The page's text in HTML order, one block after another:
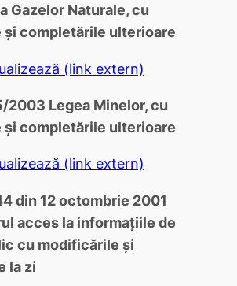
Gazelor Naturale, cu
completările ulterioare
(link extern)
2003 Legea Minelor, cu
completările ulterioare
(link extern)
din 12 octombrie 2001
acces la informaţiile de
cu modificările şi
la zi